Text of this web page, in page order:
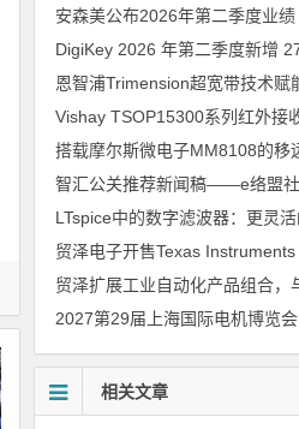
安森美公布2026年第二季度业绩
2027第29届上海国际电机博览会
相关文章